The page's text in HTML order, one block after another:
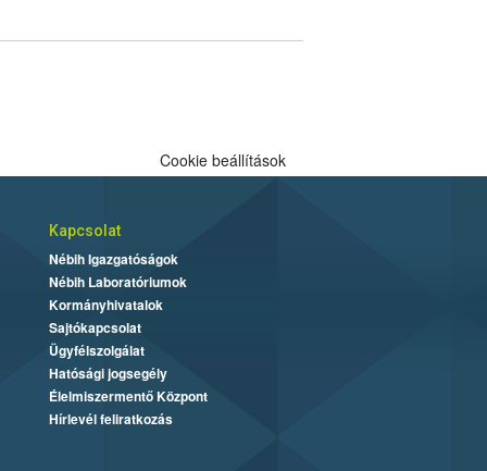
Cookie beállítások
Kapcsolat
Nébih Igazgatóságok
Nébih Laboratóriumok
Kormányhivatalok
Sajtókapcsolat
Ügyfélszolgálat
Hatósági jogsegély
Élelmiszermentő Központ
Hírlevél feliratkozás